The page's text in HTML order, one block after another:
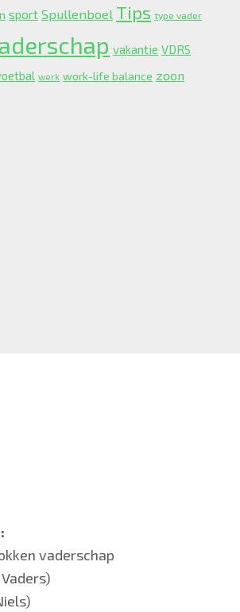
sport Spullenboel Tips type vader
vakantie VDRS
werk work-life balance zoon
vaderschap